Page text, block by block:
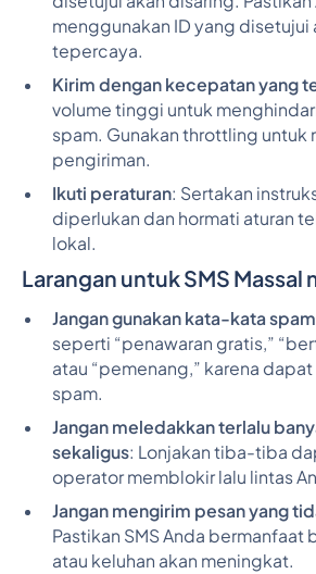
menggunakan ID yang disetujui
tepercaya.
Kirim dengan kecepatan yang
volume tinggi untuk
spam. Gunakan throttling untuk
pengiriman.
Ikuti peraturan: Sertakan
diperlukan dan hormati aturan
lokal.
Larangan untuk SMS Massal
Jangan gunakan kata-kata spam
seperti “penawaran gratis,”
atau “pemenang,” karena
spam.
Jangan meledakkan terlalu
sekaligus: Lonjakan tiba-tiba
operator memblokir lalu lintas
Jangan mengirim pesan yang
Pastikan SMS Anda bermanfaat
atau keluhan akan meningkat.